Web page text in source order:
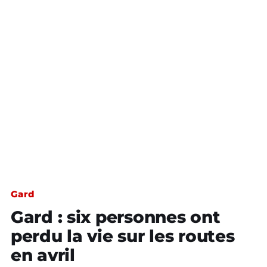
Gard
Gard : six personnes ont
perdu la vie sur les routes
en avril